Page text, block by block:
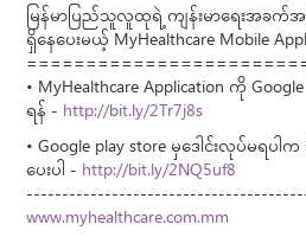
မြန်မာပြည်သူလူထုရဲ့ ကျန်းမာရေးအခက်
ရှိနေပေးမယ့် MyHealthcare Mobile
• MyHealthcare Application ကို
ရန် - http://bit.ly/2Tr7j8s
• Google play store မှဒေါင်းလုပ်မရပ
ပေးပါ - http://bit.ly/2NQ5uf8
www.myhealthcare.com.mm